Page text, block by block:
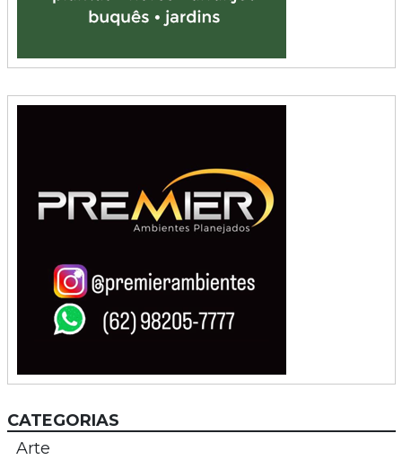
CATEGORIAS
Arte